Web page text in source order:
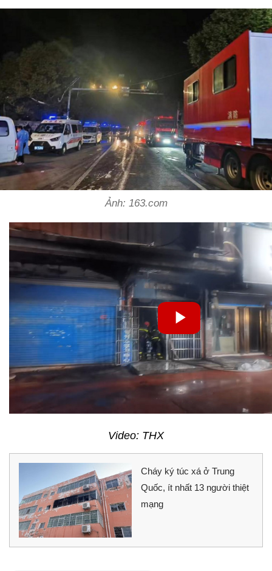
Ảnh: 163.com
Video: THX
Cháy ký túc xá ở Trung
Quốc, ít nhất 13 người thiệt
mạng